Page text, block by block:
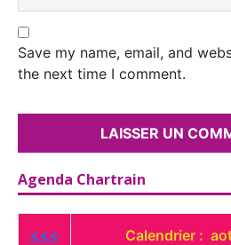
Save my name, email, and
the next time I comment.
Agenda Chartrain
<<< Calendrier :